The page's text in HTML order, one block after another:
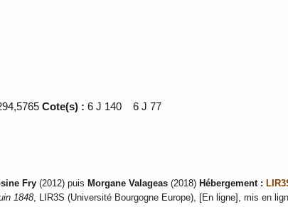
Cote(s) : 6 J 140 6 J 77
Fry(2012) puis Morgane Valageas(2018) Hébergement :
1848, LIR3S (Université Bourgogne Europe), [En ligne], mis en